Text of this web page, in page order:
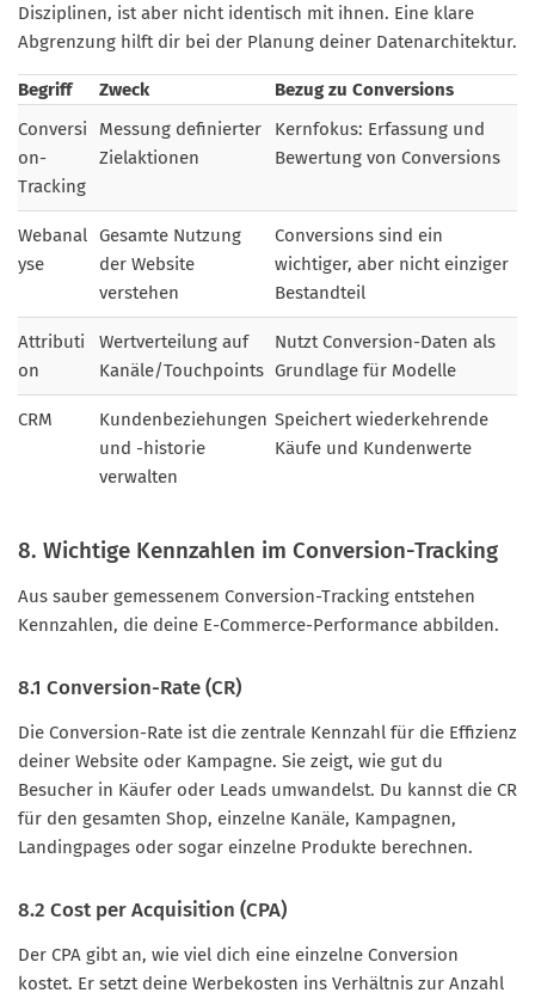
Disziplinen, ist aber nicht identisch mit ihnen. Eine klare
Abgrenzung hilft dir bei der Planung deiner Datenarchitektur.
Begriff Zweck
Bezug zu Conversions
Conversi
on-
Tracking
Messung definierter
Zielaktionen
Kernfokus: Erfassung und
Bewertung von Conversions
Webanal
yse
Gesamte Nutzung
der Website
verstehen
Conversions sind ein
wichtiger, aber nicht einziger
Bestandteil
Attributi
on
Wertverteilung auf
Kanäle/Touchpoints
Nutzt Conversion-Daten als
Grundlage für Modelle
CRM
Kundenbeziehungen
und -historie
verwalten
Speichert wiederkehrende
Käufe und Kundenwerte
8. Wichtige Kennzahlen im Conversion-Tracking
Aus sauber gemessenem Conversion-Tracking entstehen
Kennzahlen, die deine E-Commerce-Performance abbilden.
8.1 Conversion-Rate (CR)
Die Conversion-Rate ist die zentrale Kennzahl für die Effizienz
deiner Website oder Kampagne. Sie zeigt, wie gut du
Besucher in Käufer oder Leads umwandelst. Du kannst die CR
für den gesamten Shop, einzelne Kanäle, Kampagnen,
Landingpages oder sogar einzelne Produkte berechnen.
8.2 Cost per Acquisition (CPA)
Der CPA gibt an, wie viel dich eine einzelne Conversion
kostet. Er setzt deine Werbekosten ins Verhältnis zur Anzahl